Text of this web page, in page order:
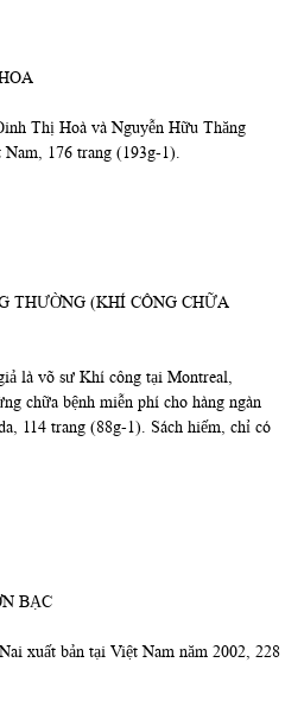
Thị Hoà và Nguyễn Hữu Thăng
176 trang (193g-1).
THƯỜNG (KHÍ CÔNG CHỮA
là võ sư Khí công tại Montreal,
chữa bệnh miễn phí cho hàng ngàn
114 trang (88g-1). Sách hiếm, chỉ có
BẠC
xuất bản tại Việt Nam năm 2002, 228